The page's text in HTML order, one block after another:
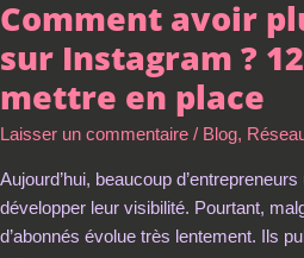
Comment avoir
sur Instagram ?
mettre en place
Laisser un commentaire / Blog,
Aujourd’hui, beaucoup
développer leur visibilité. Pourtant,
d’abonnés évolue très lentement. Ils